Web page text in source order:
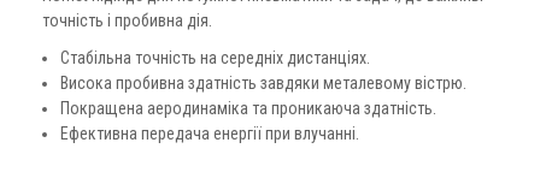
точність і пробивна дія.
Стабільна точність на середніх дистанціях.
Висока пробивна здатність завдяки металевому вістрю.
Покращена аеродинаміка та проникаюча здатність.
Ефективна передача енергії при влучанні.